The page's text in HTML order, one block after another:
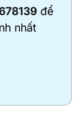
để
nhất